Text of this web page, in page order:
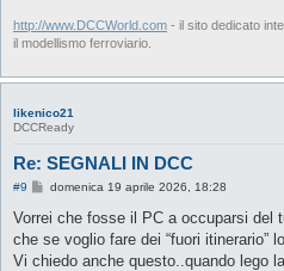
http://www.DCCWorld.com - il sito dedicato
il modellismo ferroviario.
likenico21
DCCReady
Re: SEGNALI IN DCC
#9
M
s
a
g
domenica 19 aprile 2026, 18:28
Vorrei che fosse il PC a occuparsi del
che se voglio fare dei “fuori itinerario”
Vi chiedo anche questo..quando lego